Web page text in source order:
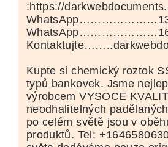
:https://
Kupte si chemický roztok
typů bankovek. Jsme
výrobcem VYSOCE
neodhalitelných
po celém světě jsou v
produktů. Tel: